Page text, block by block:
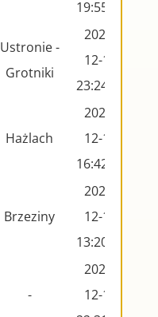
19:55:31
Ustronie -
Grotniki
2024-
12-19
23:24:25
Hażlach
2024-
12-15
16:42:30
Brzeziny
2024-
12-15
13:20:08
-
2024-
12-12